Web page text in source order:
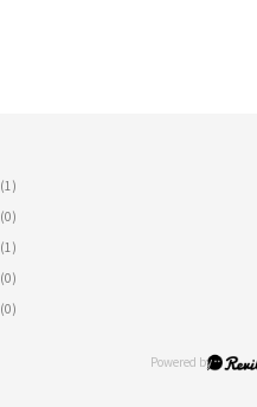
(1)
(0)
(1)
(0)
(0)